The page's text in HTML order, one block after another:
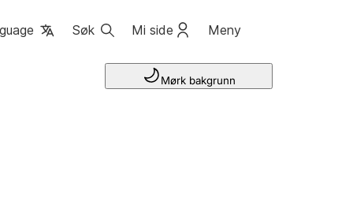
Søk Mi side Meny
Mørk bakgrunn